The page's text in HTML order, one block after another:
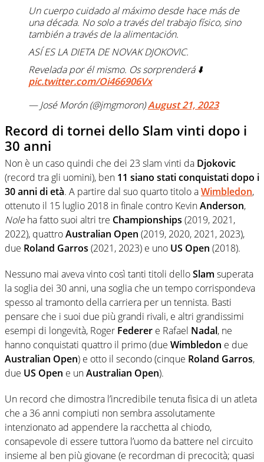
Un cuerpo cuidado al máximo desde hace más de
una década. No solo a través del trabajo físico, sino
también a través de la alimentación.
ASÍ ES LA DIETA DE NOVAK DJOKOVIC.
Revelada por él mismo. Os sorprenderá ⬇️
pic.twitter.com/Oi466906Vx
— José Morón (@jmgmoron)August 21, 2023
Record di tornei dello Slam vinti dopo i
30 anni
Non è un caso quindi che dei 23 slam vinti da Djokovic
(record tra gli uomini), ben 11 siano stati conquistati dopo i
30 anni di età. A partire dal suo quarto titolo aWimbledon,
ottenuto il 15 luglio 2018 in finale contro KevinAnderson,
Noleha fatto suoi altri tre Championships (2019, 2021,
2022), quattroAustralian Open (2019, 2020, 2021, 2023),
due Roland Garros (2021, 2023) e uno US Open (2018).
Nessuno mai aveva vinto così tanti titoli delloSlam superata
la soglia dei 30 anni, una soglia che un tempo corrispondeva
spesso al tramonto della carriera per un tennista. Basti
pensare che i suoi due più grandi rivali, e altri grandissimi
esempi di longevità, Roger Federer e Rafael Nadal, ne
hanno conquistati quattro il primo (due Wimbledon e due
Australian Open) e otto il secondo (cinque Roland Garros,
due US Open e unAustralian Open).
Un record che dimostra l’incredibile tenuta fisica di un atleta
che a 36 anni compiuti non sembra assolutamente
intenzionato ad appendere la racchetta al chiodo,
consapevole di essere tuttora l’uomo da battere nel circuito
insieme al ben più giovane (e recordman di precocità; quasi